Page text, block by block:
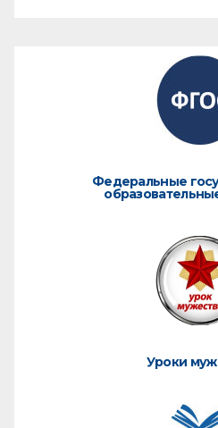
Федеральные
Уроки